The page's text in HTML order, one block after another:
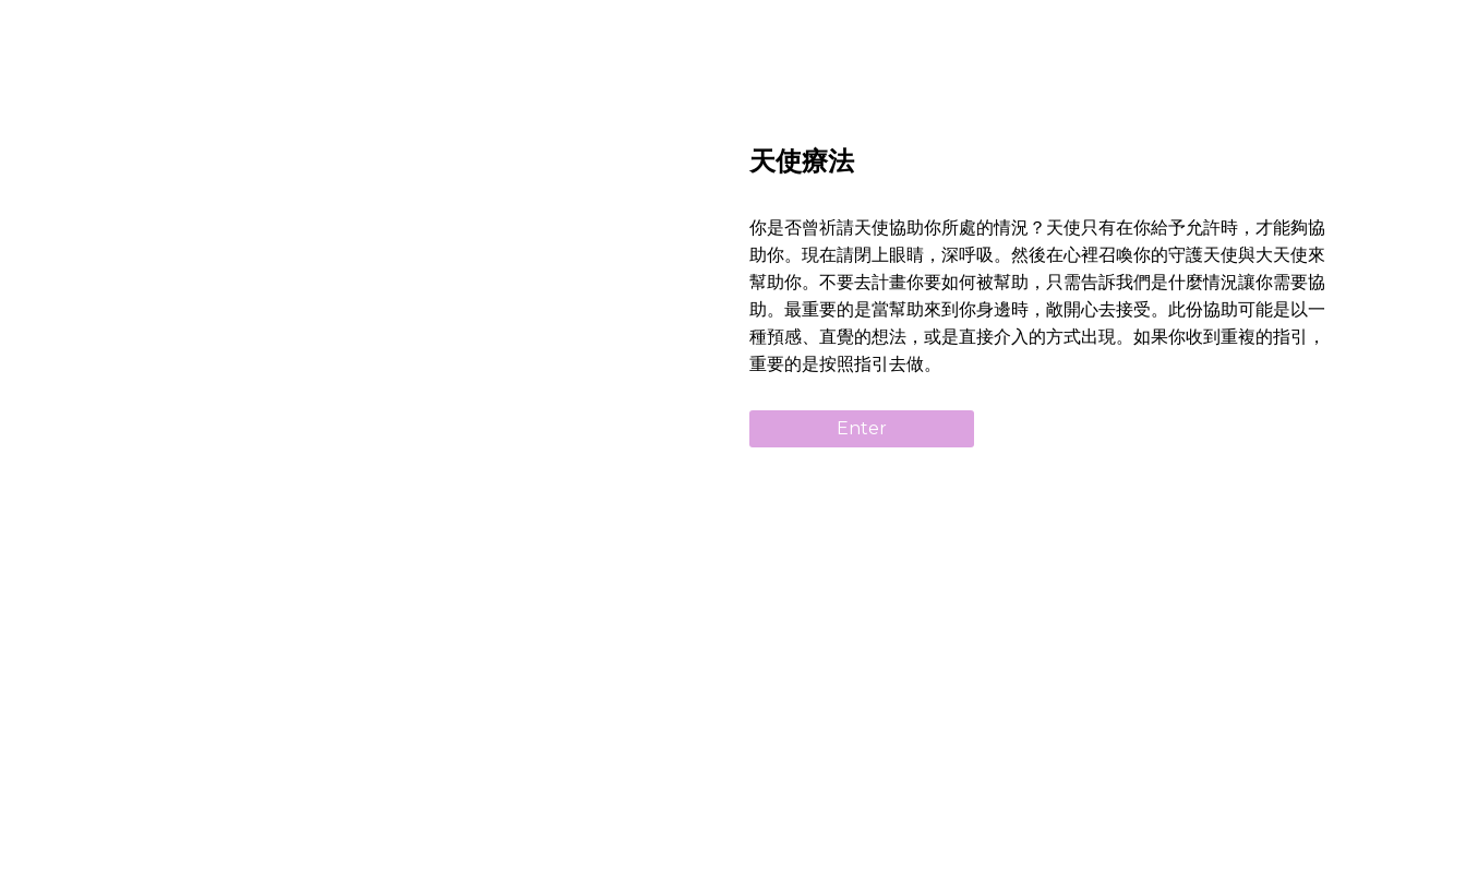
天使療法
你是否曾祈請天使協助你所處的情況？天使只有在你給予允許時，才能夠協
助你。現在請閉上眼睛，深呼吸。然後在心裡召喚你的守護天使與大天使來
幫助你。不要去計畫你要如何被幫助，只需告訴我們是什麼情況讓你需要協
助。最重要的是當幫助來到你身邊時，敞開心去接受。此份協助可能是以一
種預感、直覺的想法，或是直接介入的方式出現。如果你收到重複的指引，
重要的是按照指引去做。
Enter